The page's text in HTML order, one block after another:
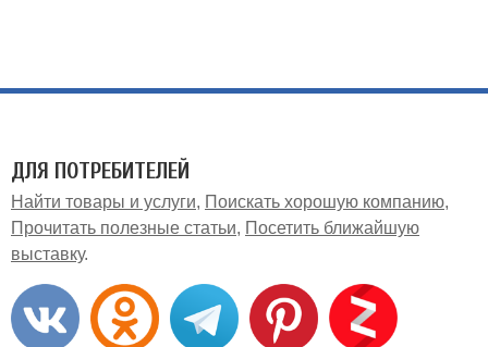
ДЛЯ ПОТРЕБИТЕЛЕЙ
Найти товары и услуги
Поискать хорошую компанию
Прочитать полезные статьи
Посетить ближайшую
выставку